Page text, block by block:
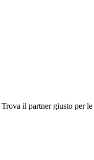
il partner giusto per